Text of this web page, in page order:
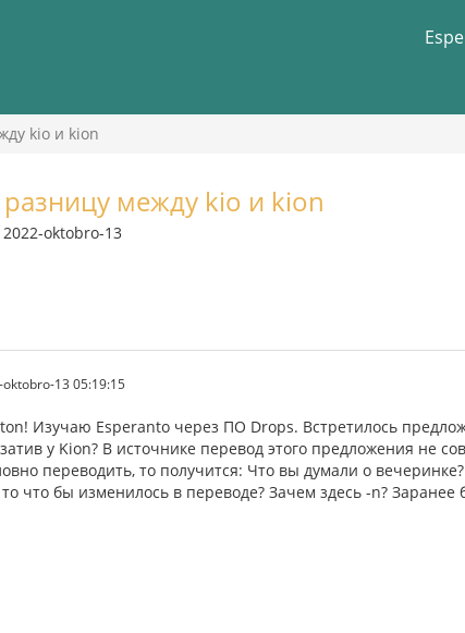
kio и kion
между kio и kion
2022-oktobro-13
oktobro-13 05:19:15
Изучаю Esperanto через ПО Drops. Встретилось
у Kion? В источнике перевод этого предложения не
переводить, то получится: Что вы думали о
то что бы изменилось в переводе? Зачем здесь -n? Заранее